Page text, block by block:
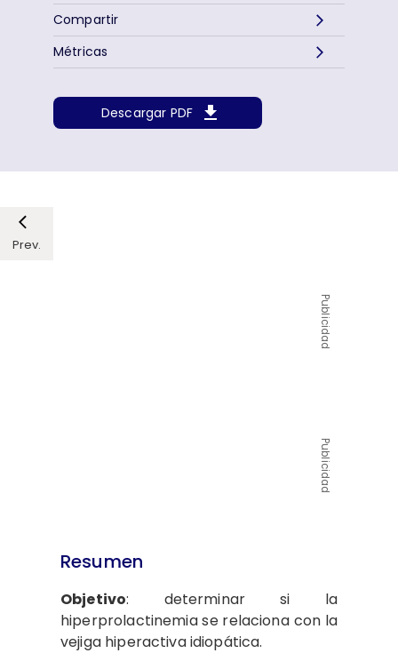
Descargar PDF
Métricas
Compartir
Prev.
Publicidad
Publicidad
Resumen
Objetivo: determinar si la
hiperprolactinemia se relaciona con la
vejiga hiperactiva idiopática.